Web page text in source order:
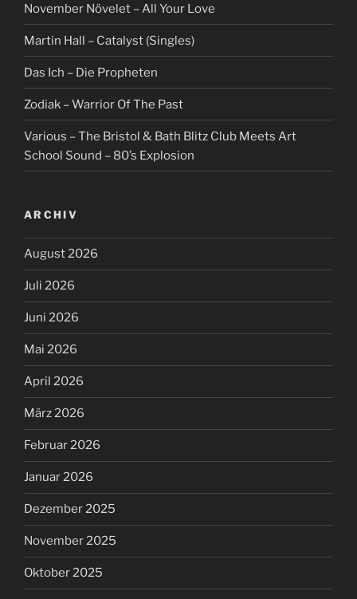
November Növelet – All Your Love
Martin Hall – Catalyst (Singles)
Das Ich – Die Propheten
Zodiak – Warrior Of The Past
Various – The Bristol & Bath Blitz Club Meets Art
School Sound – 80’s Explosion
ARCHIV
August 2026
Juli 2026
Juni 2026
Mai 2026
April 2026
März 2026
Februar 2026
Januar 2026
Dezember 2025
November 2025
Oktober 2025